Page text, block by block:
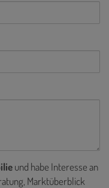
und habe Interesse an
Marktüberblick